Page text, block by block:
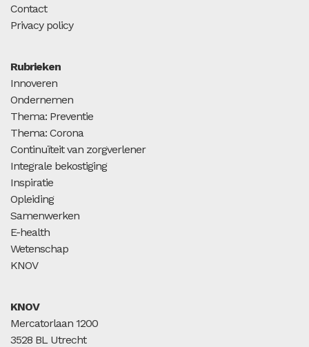
Contact
Privacy policy
Rubrieken
Innoveren
Ondernemen
Thema: Preventie
Thema: Corona
Continuïteit van zorgverlener
Integrale bekostiging
Inspiratie
Opleiding
Samenwerken
E-health
Wetenschap
KNOV
KNOV
Mercatorlaan 1200
3528 BL Utrecht